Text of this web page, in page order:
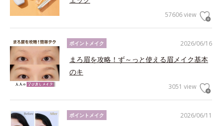
57606 view
2026/06/16
ポイントメイク
まろ眉を攻略！ず～っと使える眉メイク基本
のキ
3051 view
2026/06/11
ポイントメイク